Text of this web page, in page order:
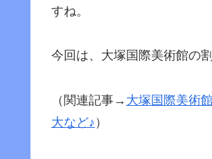
すね。
今回は、大塚国際美術館の
（関連記事→ 大塚国際美術
大など♪ ）